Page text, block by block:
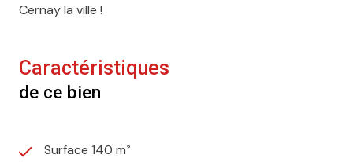
Cernay la ville !
Caractéristiques
de ce bien
Surface 140 m²